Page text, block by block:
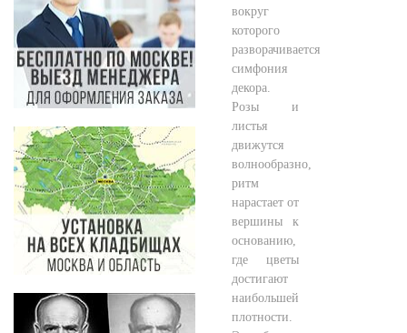
вокруг
которого
разворачивается
симфония
декора.
Розы и
листья
движутся
волнообразно,
ритм
нарастает от
вершины к
основанию,
где цветы
достигают
наибольшей
плотности.